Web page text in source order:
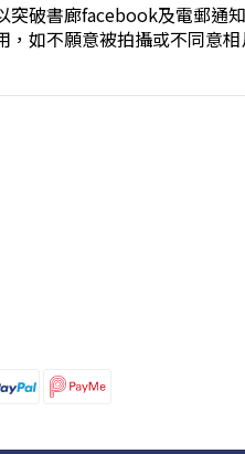
破書廊facebook及電郵通
如不願意被拍攝或不同意